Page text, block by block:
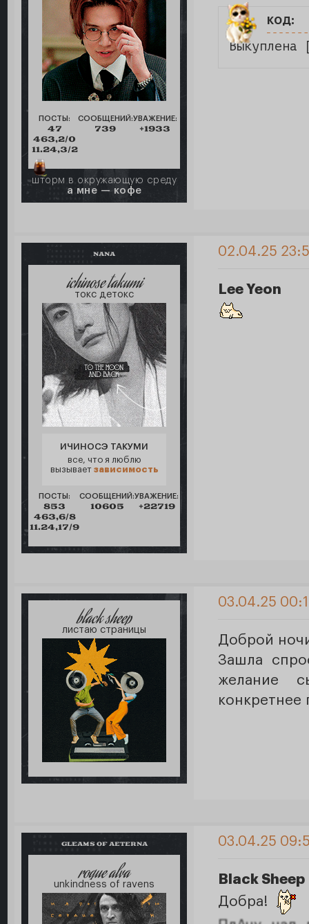
ПОСТЫ:
47
463,2/0
11.24,3/2
СООБЩЕНИЙ:
739
УВАЖЕНИЕ:
+1933
шторм в окружающую среду
а мне — кофе
код:
NANA
ichinose takumi
токс детокс
ИЧИНОСЭ ТАКУМИ
все, что я люблю
вызывает зависимость
ПОСТЫ:
853
463,6/8
11.24,17/9
СООБЩЕНИЙ:
10605
УВАЖЕНИЕ:
+22719
02.04.25
Lee Yeon
black sheep
листаю страницы
03.04.25
Доброй
Зашла
желание
конкретнее
GLEAMS OF AETERNA
roque alva
unkindness of ravens
03.04.25
Black Sheep
Добра!